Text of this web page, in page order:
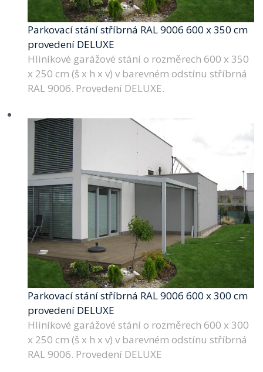
Parkovací stání stříbrná RAL 9006 600 x 350 cm
provedení DELUXE
Hliníkové garážové stání o rozměrech 600 x 350
x 250 cm (š x h x v) v barevném odstínu stříbrná
RAL 9006. Provedení DELUXE.
Parkovací stání stříbrná RAL 9006 600 x 300 cm
provedení DELUXE
Hliníkové garážové stání o rozměrech 600 x 300
x 250 cm (š x h x v) v barevném odstínu stříbrná
RAL 9006. Provedení DELUXE